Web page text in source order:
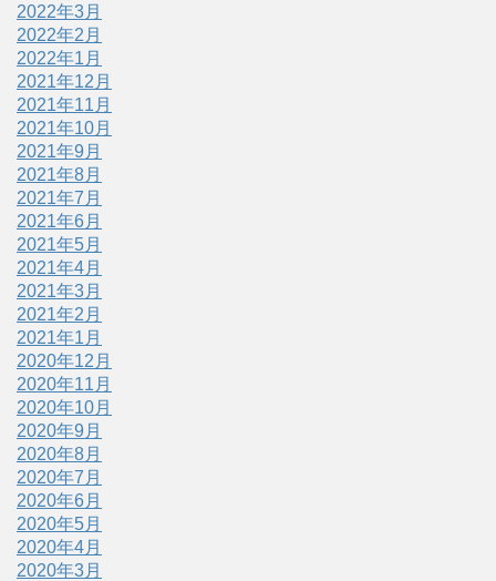
2022年3月
2022年2月
2022年1月
2021年12月
2021年11月
2021年10月
2021年9月
2021年8月
2021年7月
2021年6月
2021年5月
2021年4月
2021年3月
2021年2月
2021年1月
2020年12月
2020年11月
2020年10月
2020年9月
2020年8月
2020年7月
2020年6月
2020年5月
2020年4月
2020年3月